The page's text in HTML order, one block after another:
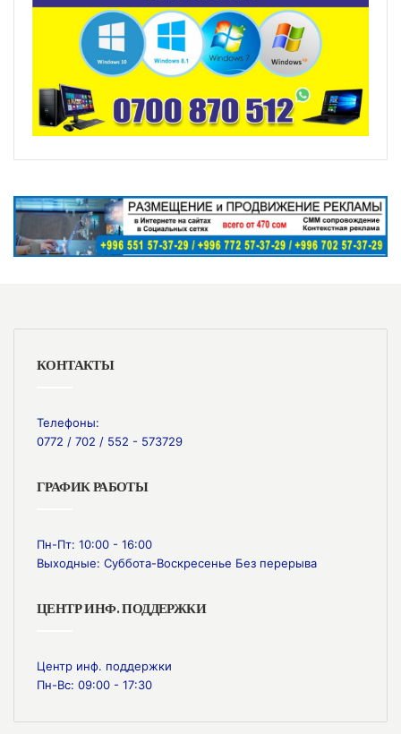
КОНТАКТЫ
Телефоны:
0772 / 702 / 552 - 573729
ГРАФИК РАБОТЫ
Пн-Пт: 10:00 - 16:00
Выходные: Суббота-Воскресенье Без перерыва
ЦЕНТР ИНФ. ПОДДЕРЖКИ
Центр инф. поддержки
Пн-Вс: 09:00 - 17:30